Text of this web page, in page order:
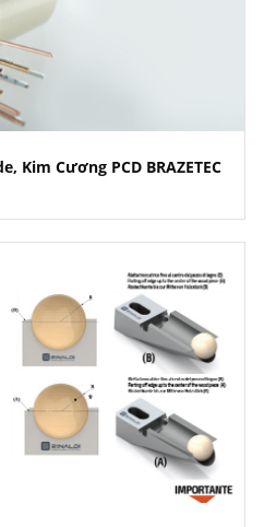
Kim Cương PCD BRAZETEC